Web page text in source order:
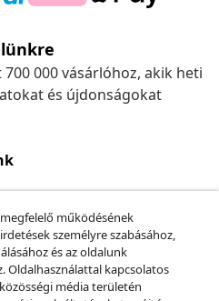
000 vásárlóhoz, akik heti
és újdonságokat
vonatkozó
működésének
személyre szabásához,
és az oldalunk
Oldalhasználattal kapcsolatos
média területén